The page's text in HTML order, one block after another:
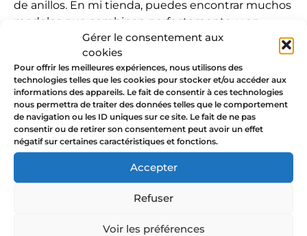
Gérer le consentement aux
cookies
Pour offrir les meilleures expériences, nous utilisons des
technologies telles que les cookies pour stocker et/ou accéder aux
informations des appareils. Le fait de consentir à ces technologies
nous permettra de traiter des données telles que le comportement
de navigation ou les ID uniques sur ce site. Le fait de ne pas
consentir ou de retirer son consentement peut avoir un effet
négatif sur certaines caractéristiques et fonctions.
Accepter
Refuser
Voir les préférences
de anillos. En mi tienda, puedes encontrar muchos
modelos que combinan perfectamente, y en
particular las otras joyas de la colección Celebrar
Apoya a una organización
benéfica comprando este
anillo
Puesto que las joyas La Jungle se inspiran en la
naturaleza y en las mujeres, puesto que invitan a
liberarse de los complejos, a ocupar su lugar, para